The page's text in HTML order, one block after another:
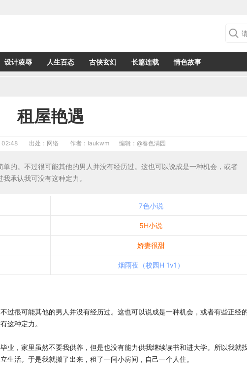
设计凌辱 人生百态 古侠玄幻 长篇连载 情色故事
租屋艳遇
02:48 出处：网络 作者：laukwm 编辑： @春色满园
的。不过很可能其他的男人并没有经历过。这也可以说成是一种机会，或者
承认我可没有这种定力。
7色小说
5H小说
娇妻很甜
烟雨夜（校园H 1v1）
过很可能其他的男人并没有经历过。这也可以说成是一种机会，或者有些正经
这种定力。
业，家里虽然不要我供养，但是也没有能力供我继续读书和进大学。所以我就
生活。于是我就搬了出来，租了一间小房间，自己一个人住。